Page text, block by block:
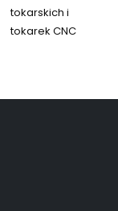
tokarskich i
tokarek CNC